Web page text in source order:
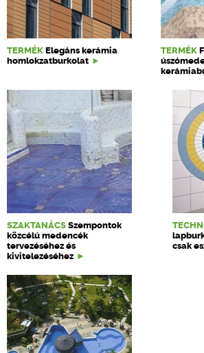
TERMÉK Elegáns kerámia
homlokzatburkolat
TERMÉK
SZAKTANÁCS Szempontok
közcélú medencék
tervezéséhez és
kivitelezéséhez
csak